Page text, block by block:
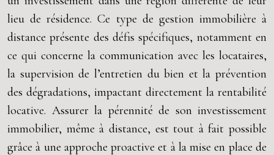
lieu de résidence. Ce type de gestion immobilière à
distance présente des défis spécifiques, notamment en
ce qui concerne la communication avec les locataires,
la supervision de l’entretien du bien et la prévention
des dégradations, impactant directement la rentabilité
locative. Assurer la pérennité de son investissement
immobilier, même à distance, est tout à fait possible
grâce à une approche proactive et à la mise en place de